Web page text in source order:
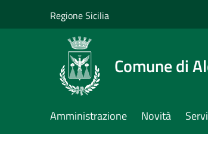
Regione Sicilia
Comune di
Amministrazione Novità